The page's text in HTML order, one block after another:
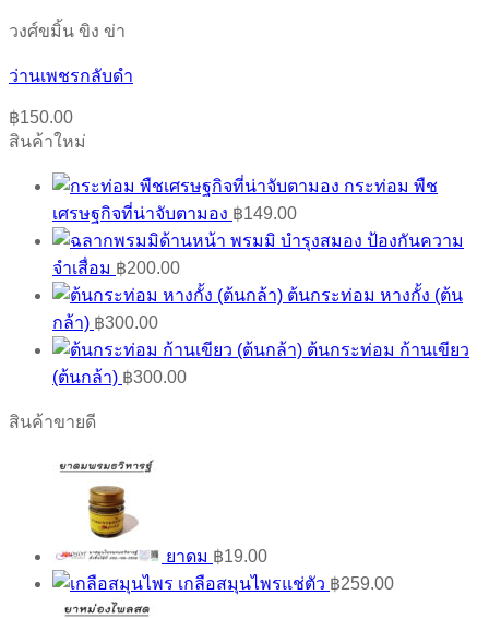
วงศ์ขมิ้น ขิง ข่า
ว่านเพชรกลับดำ
฿150.00
สินค้าใหม่
กระท่อม พืช
เศรษฐกิจที่น่าจับตามอง ฿149.00
พรมมิ บำรุงสมอง ป้องกันความ
จำเสื่อม ฿200.00
ต้นกระท่อม หางกั้ง (ต้น
กล้า) ฿300.00
ต้นกระท่อม ก้านเขียว
(ต้นกล้า) ฿300.00
สินค้าขายดี
ยาดม ฿19.00
เกลือสมุนไพรแช่ตัว ฿259.00